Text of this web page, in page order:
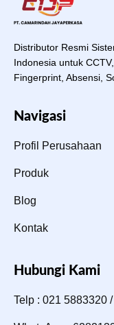
Distributor Resmi
Indonesia untuk
Fingerprint, Absensi,
Navigasi
Profil Perusahaan
Produk
Blog
Kontak
Hubungi Kami
Telp : 021 5883320